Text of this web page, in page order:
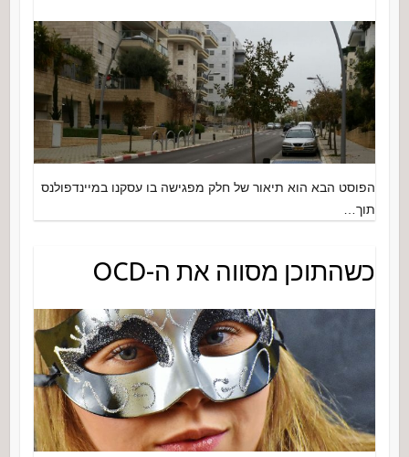
הפוסט הבא הוא תיאור של חלק מפגישה בו עסקנו במיינדפולנס
תוך…
כשהתוכן מסווה את ה-OCD